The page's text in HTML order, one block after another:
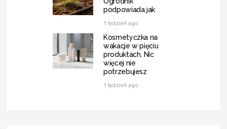
podpowiada jak
1 tydzień ago
Kosmetyczka na
wakacje w pięciu
produktach. Nic
więcej nie
potrzebujesz
1 tydzień ago